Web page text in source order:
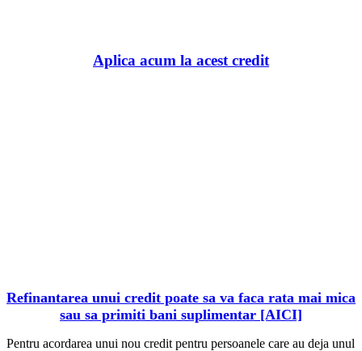
Aplica acum la acest credit
Refinantarea unui credit poate sa va faca rata mai mica
sau sa primiti bani suplimentar [AICI]
Pentru acordarea unui nou credit pentru persoanele care au deja unul